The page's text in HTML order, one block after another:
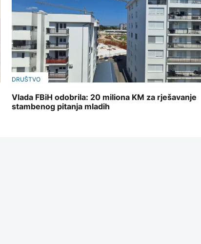
DRUŠTVO
Vlada FBiH odobrila: 20 miliona KM za rješavanje
stambenog pitanja mladih